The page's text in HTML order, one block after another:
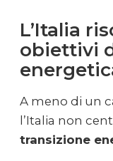
L’Italia
obiettivi
A meno di un
l’Italia non
transizione